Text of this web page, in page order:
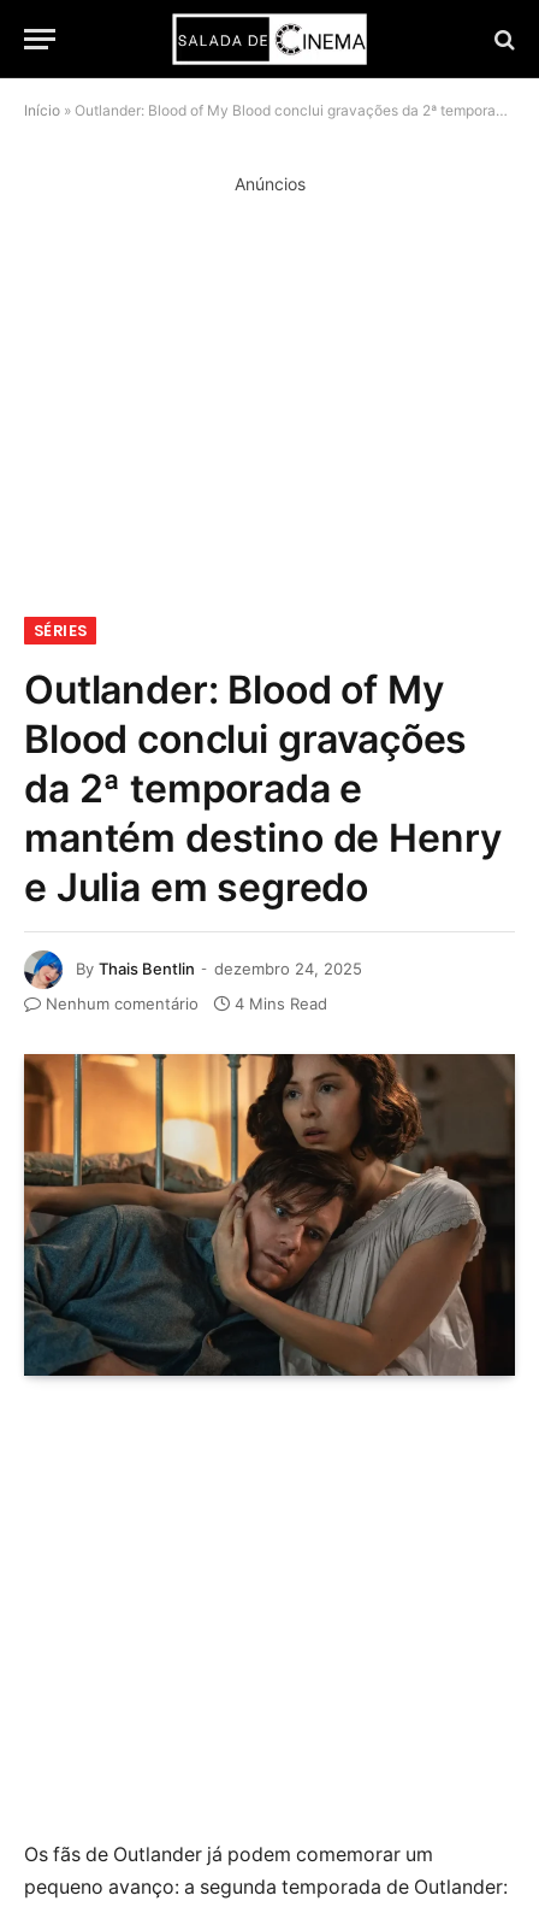
Início » Outlander: Blood of My Blood conclui gravações da 2ª temporada e mantém destino de Henry e Julia em segredo
Anúncios
SÉRIES
Outlander: Blood of My
Blood conclui gravações
da 2ª temporada e
mantém destino de Henry
e Julia em segredo
By Thais Bentlin
dezembro 24, 2025
Nenhum comentário
4 Mins Read
Os fãs de Outlander já podem comemorar um
pequeno avanço: a segunda temporada de Outlander: